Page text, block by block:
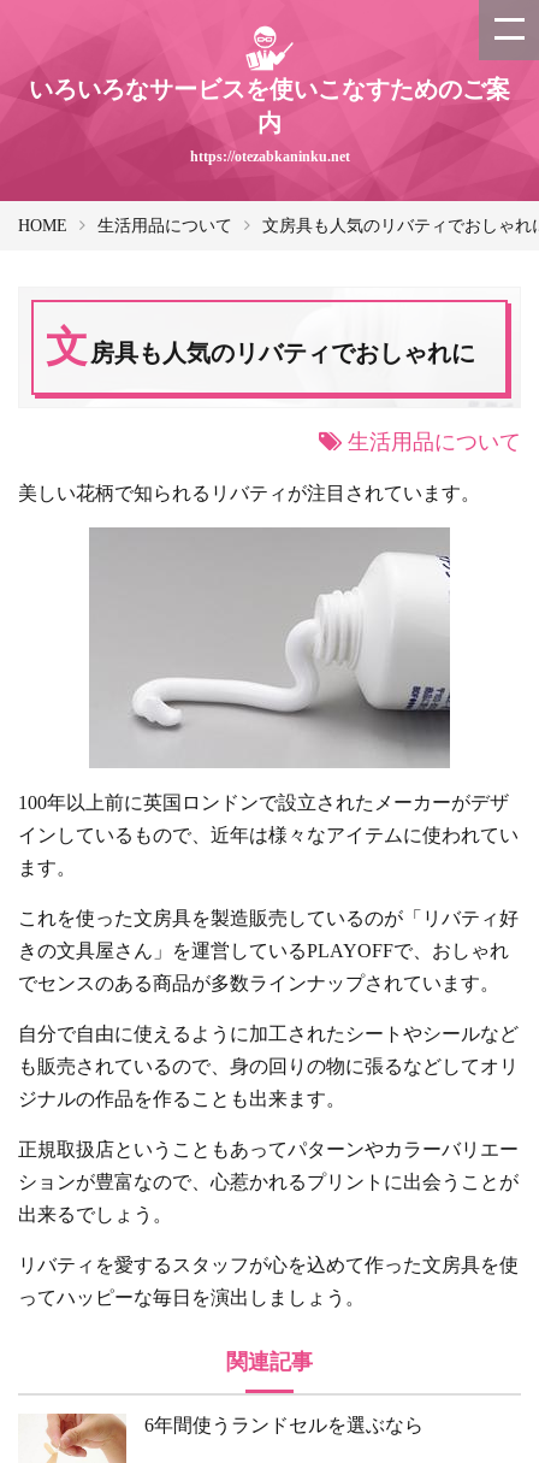
いろいろなサービスを使いこなすためのご案
内
https://otezabkaninku.net
HOME 生活用品について 文房具も人気のリバティでおしゃれ
文 房具も人気のリバティでおしゃれに
生活用品について
美しい花柄で知られるリバティが注目されています。
100年以上前に英国ロンドンで設立されたメーカーがデザ
インしているもので、近年は様々なアイテムに使われてい
ます。
これを使った文房具を製造販売しているのが「リバティ好
きの文具屋さん」を運営しているPLAYOFFで、おしゃれ
でセンスのある商品が多数ラインナップされています。
自分で自由に使えるように加工されたシートやシールなど
も販売されているので、身の回りの物に張るなどしてオリ
ジナルの作品を作ることも出来ます。
正規取扱店ということもあってパターンやカラーバリエー
ションが豊富なので、心惹かれるプリントに出会うことが
出来るでしょう。
リバティを愛するスタッフが心を込めて作った文房具を使
ってハッピーな毎日を演出しましょう。
関連記事
6年間使うランドセルを選ぶなら